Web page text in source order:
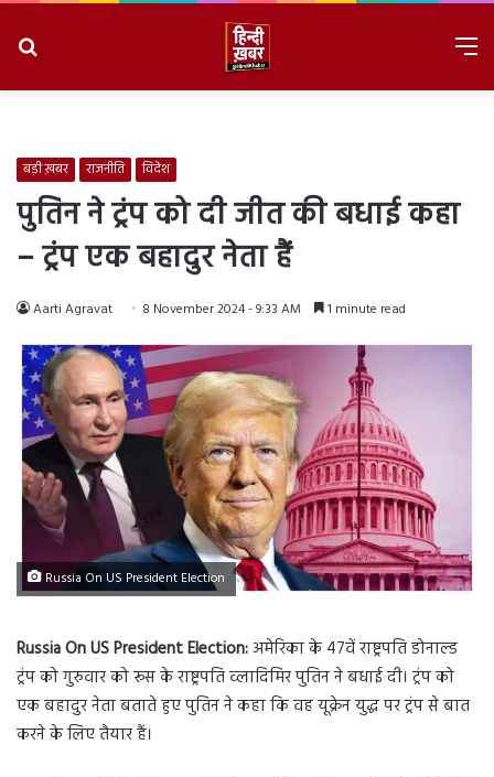
बड़ी ख़बर राजनीति विदेश
पुतिन ने ट्रंप को दी जीत की बधाई कहा
– ट्रंप एक बहादुर नेता हैं
Aarti Agravat 8 November 2024 - 9:33 AM 1 minute read
Russia On US President Election
Russia On US President Election:अमेरिका के 47वें राष्ट्रपति डोनाल्ड
ट्रंप को गुरुवार को रूस के राष्ट्रपति व्लादिमिर पुतिन ने बधाई दी। ट्रंप को
एक बहादुर नेता बताते हुए पुतिन ने कहा कि वह यूक्रेन युद्ध पर ट्रंप से बात
करने के लिए तैयार हैं।